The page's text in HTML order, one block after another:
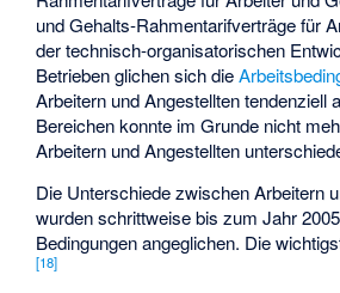
und Gehalts-Rahmentarifverträge für
der technisch-organisatorischen
Betrieben glichen sich die
Arbeitern und Angestellten tendenziell
Bereichen konnte im Grunde nicht
Arbeitern und Angestellten
Die Unterschiede zwischen Arbeitern
wurden schrittweise bis zum Jahr
Bedingungen angeglichen. Die
[18]